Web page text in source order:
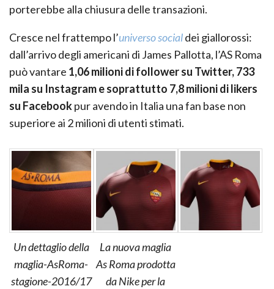
porterebbe alla chiusura delle transazioni.
Cresce nel frattempo l’universo socialdei giallorossi:
dall’arrivo degli americani di James Pallotta, l’AS Roma
può vantare 1,06 milioni di follower su Twitter, 733
mila su Instagram e soprattutto 7,8 milioni di likers
su Facebookpur avendo in Italia una fan base non
superiore ai 2 milioni di utenti stimati.
Un dettaglio della
maglia-AsRoma-
stagione-2016/17
La nuova maglia
As Roma prodotta
da Nike per la